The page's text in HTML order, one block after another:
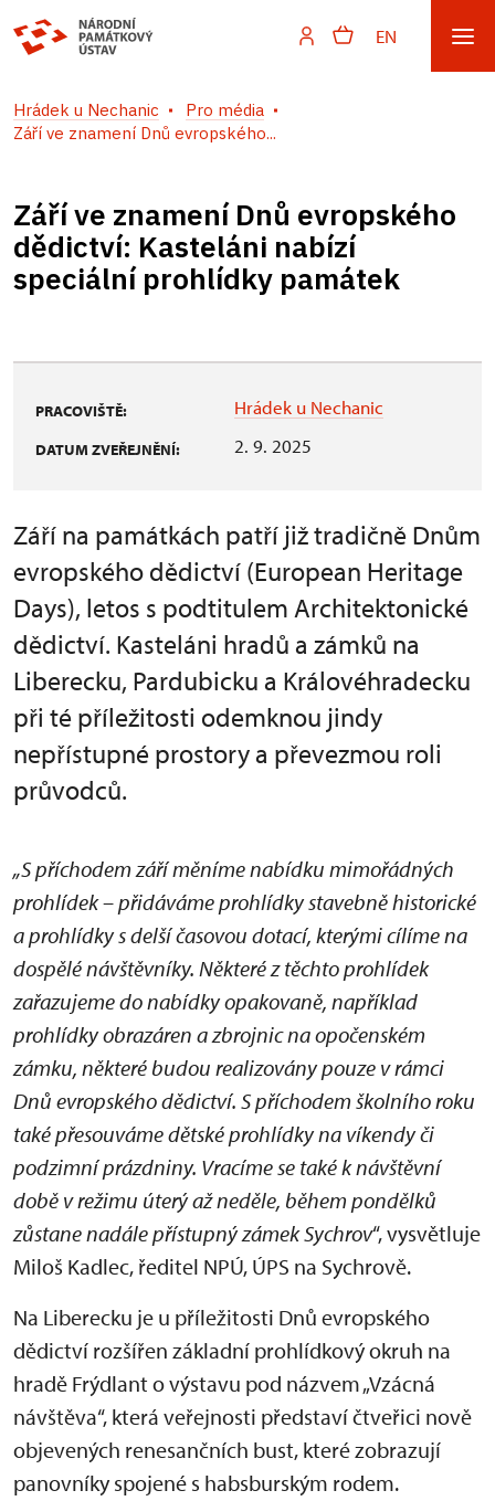
EN
Hrádek u Nechanic
Pro média
Září ve znamení Dnů evropského...
Září ve znamení Dnů evropského
dědictví: Kasteláni nabízí
speciální prohlídky památek
PRACOVIŠTĚ: Hrádek u Nechanic
DATUM ZVEŘEJNĚNÍ: 2. 9. 2025
Září na památkách patří již tradičně Dnům
evropského dědictví (European Heritage
Days), letos s podtitulem Architektonické
dědictví. Kasteláni hradů a zámků na
Liberecku, Pardubicku a Královéhradecku
při té příležitosti odemknou jindy
nepřístupné prostory a převezmou roli
průvodců.
„S příchodem září měníme nabídku mimořádných
prohlídek – přidáváme prohlídky stavebně historické
a prohlídky s delší časovou dotací, kterými cílíme na
dospělé návštěvníky. Některé z těchto prohlídek
zařazujeme do nabídky opakovaně, například
prohlídky obrazáren a zbrojnic na opočenském
zámku, některé budou realizovány pouze v rámci
Dnů evropského dědictví. S příchodem školního roku
také přesouváme dětské prohlídky na víkendy či
podzimní prázdniny. Vracíme se také k návštěvní
době v režimu úterý až neděle, během pondělků
zůstane nadále přístupný zámek Sychrov“, vysvětluje
Miloš Kadlec, ředitel NPÚ, ÚPS na Sychrově.
Na Liberecku je u příležitosti Dnů evropského
dědictví rozšířen základní prohlídkový okruh na
hradě Frýdlant o výstavu pod názvem „Vzácná
návštěva“, která veřejnosti představí čtveřici nově
objevených renesančních bust, které zobrazují
panovníky spojené s habsburským rodem.